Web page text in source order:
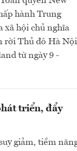
hành Trung
xã hội chủ nghĩa
rời Thủ đô Hà Nội
từ ngày 9 -
triển, đẩy
giảm, tiềm